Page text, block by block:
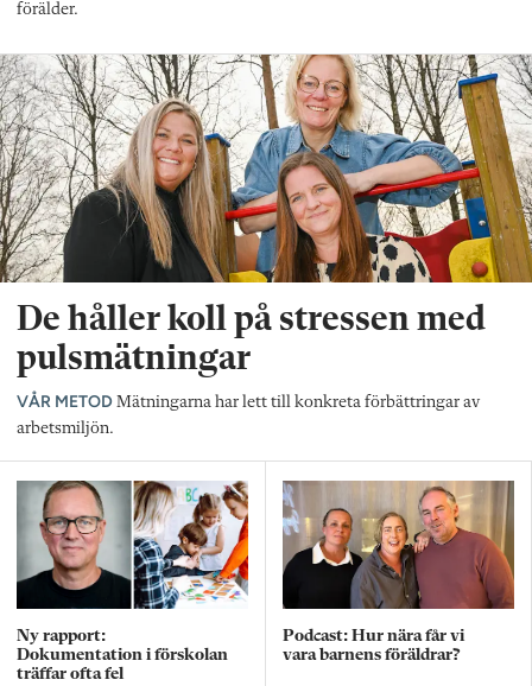
förälder.
De håller koll på stressen med
pulsmätningar
VÅR METOD Mätningarna har lett till konkreta förbättringar av
arbetsmiljön.
Ny rapport:
Dokumentation i förskolan
träffar ofta fel
Podcast: Hur nära får vi
vara barnens föräldrar?